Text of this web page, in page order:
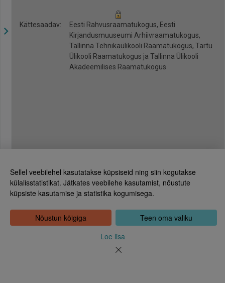
Kättesaadav:
Eesti Rahvusraamatukogus, Eesti
Kirjandusmuuseumi Arhiivraamatukogus,
Tallinna Tehnikaülikooli Raamatukogus, Tartu
Ülikooli Raamatukogus ja Tallinna Ülikooli
Akadeemilises Raamatukogus
Eesti Rahvusraamatukogu
Kontakt: 6307 100
dea@rara.ee
Tutvustus
Teen oma valiku
Nõustun kõigiga
Loe lisa
Sellel veebilehel kasutatakse küpsiseid ning siin kogutakse
külalisstatistikat. Jätkates veebilehe kasutamist, nõustute
küpsiste kasutamise ja statistika kogumisega.